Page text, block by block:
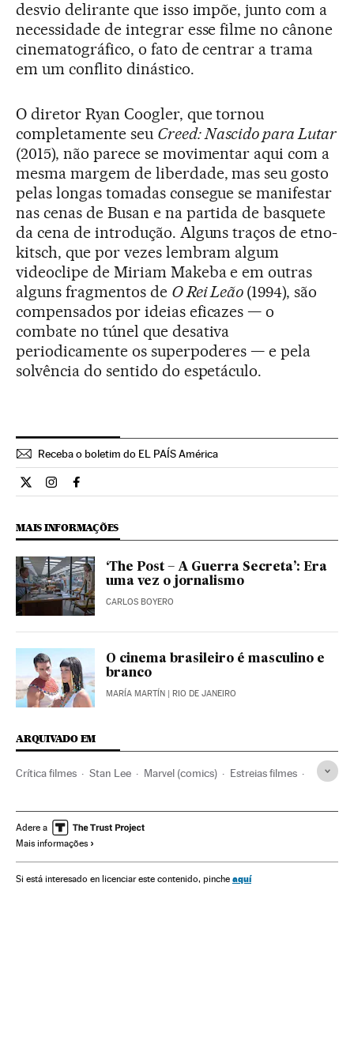
desvio delirante que isso impõe, junto com a
necessidade de integrar esse filme no cânone
cinematográfico, o fato de centrar a trama
em um conflito dinástico.
O diretor Ryan Coogler, que tornou
completamente seu Creed: Nascido para Lutar
(2015), não parece se movimentar aqui com a
mesma margem de liberdade, mas seu gosto
pelas longas tomadas consegue se manifestar
nas cenas de Busan e na partida de basquete
da cena de introdução. Alguns traços de etno-
kitsch, que por vezes lembram algum
videoclipe de Miriam Makeba e em outras
alguns fragmentos de O Rei Leão (1994), são
compensados por ideias eficazes — o
combate no túnel que desativa
periodicamente os superpoderes — e pela
solvência do sentido do espetáculo.
Receba o boletim do EL PAÍS América
Cultura El País Brasil en Twitter
Cultura El País Brasil en Instagram
Cultura El País Brasil en Facebook
MAIS INFORMAÇÕES
‘The Post – A Guerra Secreta’: Era
uma vez o jornalismo
CARLOS BOYERO
O cinema brasileiro é masculino e
branco
MARÍA MARTÍN | RIO DE JANEIRO
ARQUIVADO EM
Crítica filmes Stan Lee Marvel (comics) Estreias filmes
Prêmios cinema Crítica
Indústria cultural
Adere a
Mais informações
Si está interesado en licenciar este contenido, pinche aquí